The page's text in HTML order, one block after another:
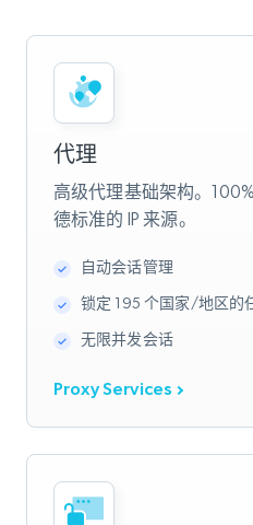
代理
高级代理基础架构。
德标准的 IP 来源。
自动会话管理
锁定 195 个国家/地区的
无限并发会话
Proxy Services